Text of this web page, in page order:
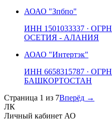
АОАО "Зпбпо"
ИНН 1501033337 · ОГРН
ОСЕТИЯ - АЛАНИЯ
АОАО "Интертэк"
ИНН 6658315787 · ОГРН
БАШКОРТОСТАН
Страница 1 из 7Вперёд →
ЛК
Личный кабинет АО